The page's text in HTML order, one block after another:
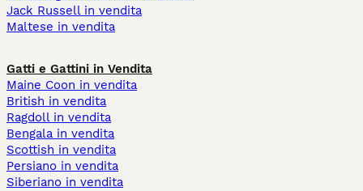
Jack Russell in vendita
Maltese in vendita
Gatti e Gattini in Vendita
Maine Coon in vendita
British in vendita
Ragdoll in vendita
Bengala in vendita
Scottish in vendita
Persiano in vendita
Siberiano in vendita